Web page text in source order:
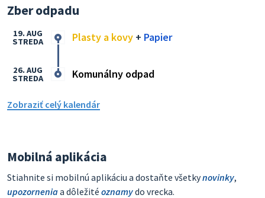
Zber odpadu
Plasty a kovy + Papier
19. AUG
STREDA
Komunálny odpad
26. AUG
STREDA
Zobraziť celý kalendár
Mobilná aplikácia
Stiahnite si mobilnú aplikáciu a dostaňte všetkynovinky,
upozorneniaa dôležité oznamydo vrecka.